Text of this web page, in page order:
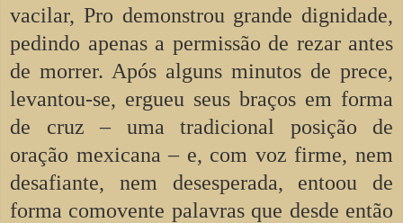
vacilar, Pro demonstrou grande dignidade,
pedindo apenas a permissão de rezar antes
de morrer. Após alguns minutos de prece,
levantou-se, ergueu seus braços em forma
de cruz – uma tradicional posição de
oração mexicana – e, com voz firme, nem
desafiante, nem desesperada, entoou de
forma comovente palavras que desde então